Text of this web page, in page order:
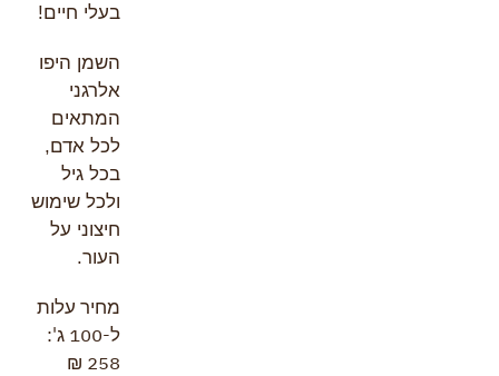
בעלי חיים!
השמן היפו
אלרגני
המתאים
לכל אדם,
בכל גיל
ולכל שימוש
חיצוני על
העור.
מחיר עלות
ל-100 ג':
258 ₪